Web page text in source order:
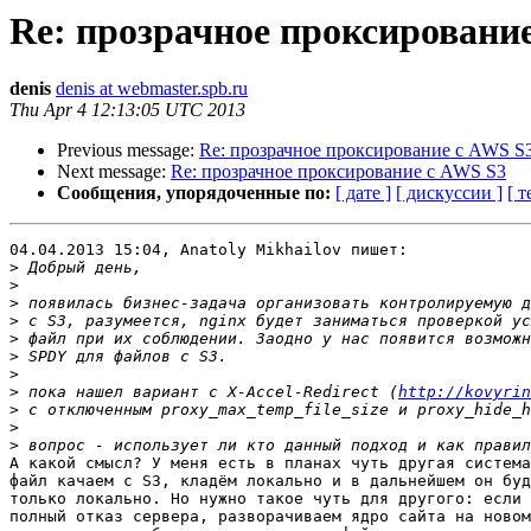
Re: прозрачное
denis denis at webmaster.spb.ru
Thu Apr 4 12:13:05 UTC 2013
Previous message: Re: прозрачное проксирование с AWS
Next message: Re: прозрачное проксирование с AWS S3
Сообщения, упорядоченные по: [ дате ] [ дискуссии ] [
04.04.2013 15:04, Anatoly Mikhailov пишет:
>
>
>
>
>
>
>
> пока нашел вариант с X-Accel-Redirect (http://
>
>
>
А какой смысл? У меня есть в планах чуть другая
файл качаем с S3, кладём локально и в дальнейшем он
только локально. Но нужно такое чуть для другого:
полный отказ сервера, разворачиваем ядро сайта на